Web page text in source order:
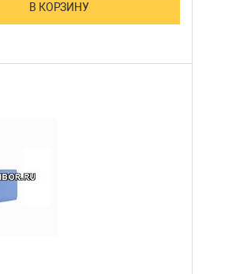
В КОРЗИНУ